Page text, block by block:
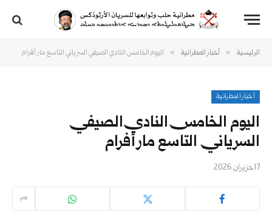
الرئيسية » أخبار المطرانية » اليوم الخامس النادي الصيفي السرياني التاسع مار أفرام
أخبار المطرانية
اليوم الخامس النادي الصيفي
السرياني التاسع مار أفرام
17 حزيران 2026